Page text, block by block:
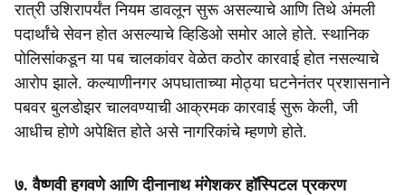
रात्री उशिरापर्यंत नियम डावलून सुरू असल्याचे आणि तिथे अंमली
पदार्थांचे सेवन होत असल्याचे व्हिडिओ समोर आले होते. स्थानिक
पोलिसांकडून या पब चालकांवर वेळेत कठोर कारवाई होत नसल्याचे
आरोप झाले. कल्याणीनगर अपघाताच्या मोठ्या घटनेनंतर प्रशासनाने
पबवर बुलडोझर चालवण्याची आक्रमक कारवाई सुरू केली, जी
आधीच होणे अपेक्षित होते असे नागरिकांचे म्हणणे होते.
७. वैष्णवी हगवणे आणि दीनानाथ मंगेशकर हॉस्पिटल प्रकरण